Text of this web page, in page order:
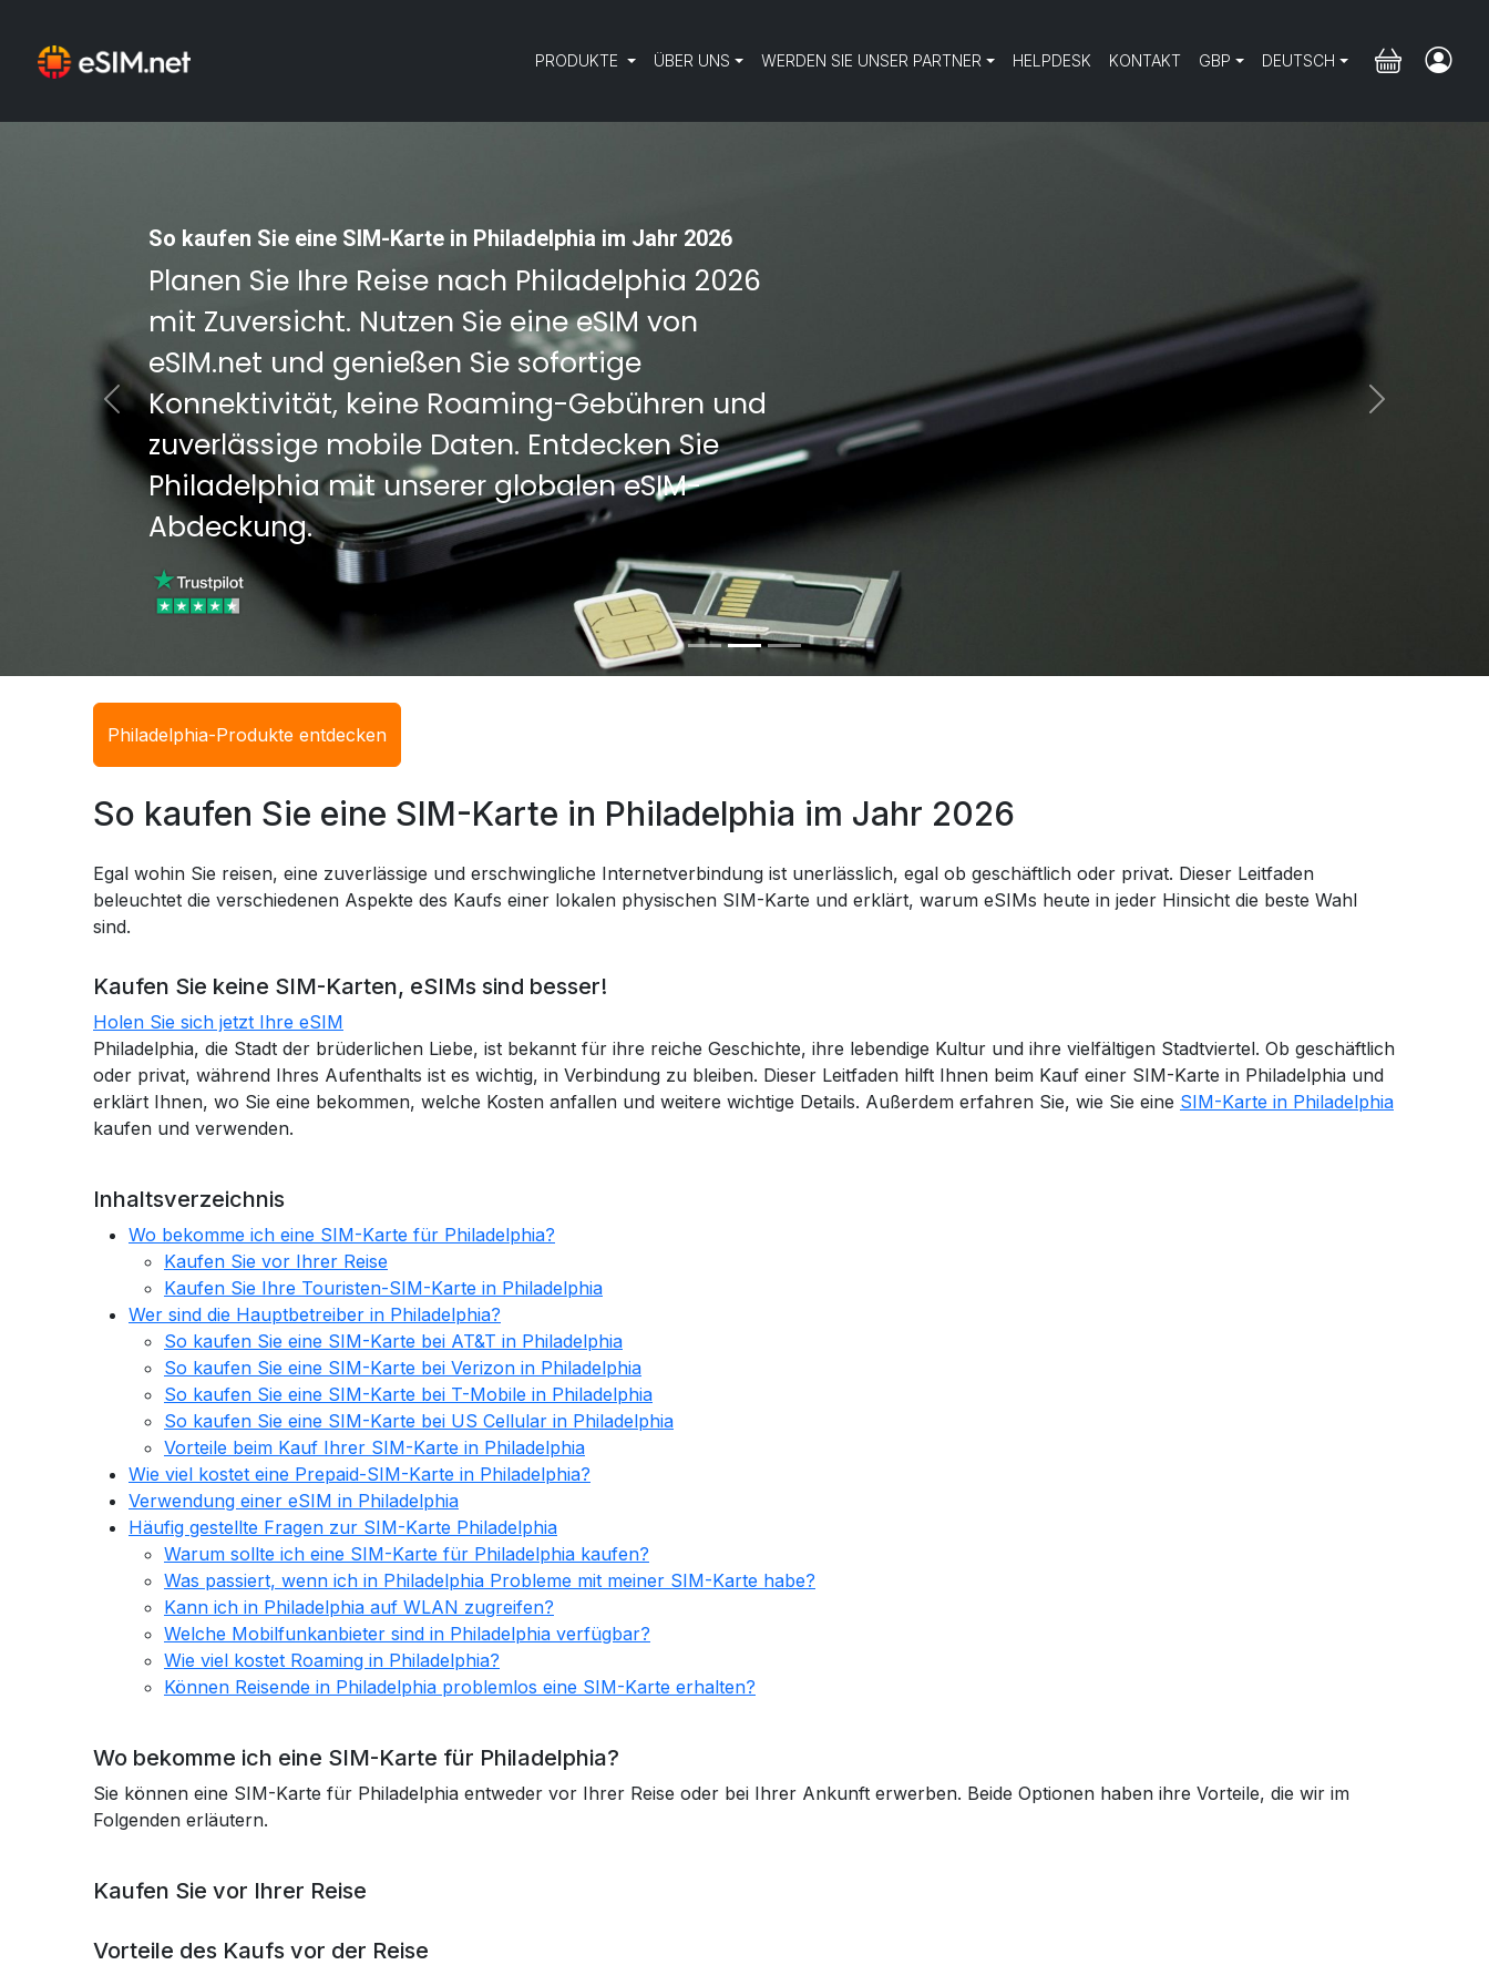
PRODUKTE ÜBER UNS WERDEN SIE UNSER PARTNER HELPDESK KONTAKT GBP DEUTSCH
So kaufen Sie eine SIM-Karte in Philadelphia im Jahr 2026
Planen Sie Ihre Reise nach Philadelphia 2026
mit Zuversicht. Nutzen Sie eine eSIM von
eSIM.net und genießen Sie sofortige
Konnektivität, keine Roaming-Gebühren und
zuverlässige mobile Daten. Entdecken Sie
Philadelphia mit unserer globalen eSIM-
Abdeckung.
Previous Next
Philadelphia-Produkte entdecken
So kaufen Sie eine SIM-Karte in Philadelphia im Jahr 2026
Egal wohin Sie reisen, eine zuverlässige und erschwingliche Internetverbindung ist unerlässlich, egal ob geschäftlich oder privat. Dieser Leitfaden
beleuchtet die verschiedenen Aspekte des Kaufs einer lokalen physischen SIM-Karte und erklärt, warum eSIMs heute in jeder Hinsicht die beste Wahl
sind.
Kaufen Sie keine SIM-Karten, eSIMs sind besser!
Holen Sie sich jetzt Ihre eSIM
Philadelphia, die Stadt der brüderlichen Liebe, ist bekannt für ihre reiche Geschichte, ihre lebendige Kultur und ihre vielfältigen Stadtviertel. Ob geschäftlich
oder privat, während Ihres Aufenthalts ist es wichtig, in Verbindung zu bleiben. Dieser Leitfaden hilft Ihnen beim Kauf einer SIM-Karte in Philadelphia und
erklärt Ihnen, wo Sie eine bekommen, welche Kosten anfallen und weitere wichtige Details. Außerdem erfahren Sie, wie Sie eine SIM-Karte in Philadelphia
kaufen und verwenden.
Inhaltsverzeichnis
Wo bekomme ich eine SIM-Karte für Philadelphia?
Kaufen Sie vor Ihrer Reise
Kaufen Sie Ihre Touristen-SIM-Karte in Philadelphia
Wer sind die Hauptbetreiber in Philadelphia?
So kaufen Sie eine SIM-Karte bei AT&T in Philadelphia
So kaufen Sie eine SIM-Karte bei Verizon in Philadelphia
So kaufen Sie eine SIM-Karte bei T-Mobile in Philadelphia
So kaufen Sie eine SIM-Karte bei US Cellular in Philadelphia
Vorteile beim Kauf Ihrer SIM-Karte in Philadelphia
Wie viel kostet eine Prepaid-SIM-Karte in Philadelphia?
Verwendung einer eSIM in Philadelphia
Häufig gestellte Fragen zur SIM-Karte Philadelphia
Warum sollte ich eine SIM-Karte für Philadelphia kaufen?
Was passiert, wenn ich in Philadelphia Probleme mit meiner SIM-Karte habe?
Kann ich in Philadelphia auf WLAN zugreifen?
Welche Mobilfunkanbieter sind in Philadelphia verfügbar?
Wie viel kostet Roaming in Philadelphia?
Können Reisende in Philadelphia problemlos eine SIM-Karte erhalten?
Wo bekomme ich eine SIM-Karte für Philadelphia?
Sie können eine SIM-Karte für Philadelphia entweder vor Ihrer Reise oder bei Ihrer Ankunft erwerben. Beide Optionen haben ihre Vorteile, die wir im
Folgenden erläutern.
Kaufen Sie vor Ihrer Reise
Vorteile des Kaufs vor der Reise